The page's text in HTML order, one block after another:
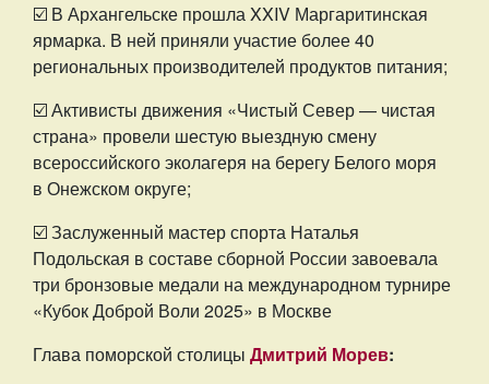
☑️ В Архангельске прошла XXIV Маргаритинская
ярмарка. В ней приняли участие более 40
региональных производителей продуктов питания;
☑️ Активисты движения «Чистый Север — чистая
страна» провели шестую выездную смену
всероссийского эколагеря на берегу Белого моря
в Онежском округе;
☑️ Заслуженный мастер спорта Наталья
Подольская в составе сборной России завоевала
три бронзовые медали на международном турнире
«Кубок Доброй Воли 2025» в Москве
Глава поморской столицы Дмитрий Морев: